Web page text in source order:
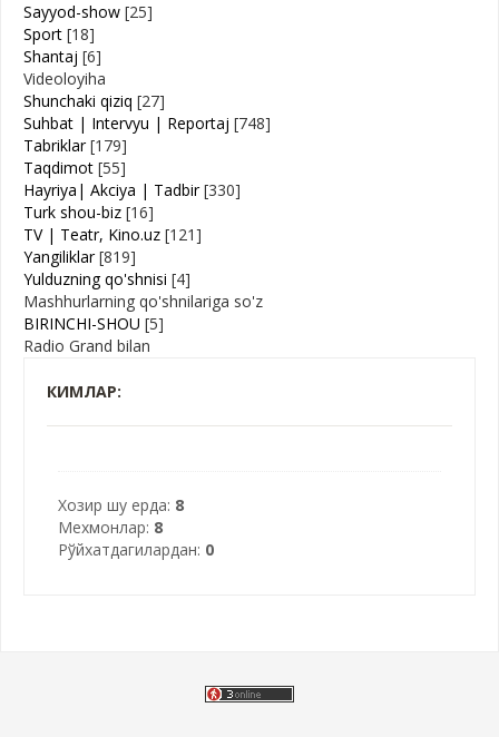
Sayyod-show [25]
Sport [18]
Shantaj [6]
Videoloyiha
Shunchaki qiziq [27]
Suhbat | Intervyu | Reportaj [748]
Tabriklar [179]
Taqdimot [55]
Hayriya| Akciya | Tadbir [330]
Turk shou-biz [16]
TV | Teatr, Kino.uz [121]
Yangiliklar [819]
Yulduzning qo'shnisi [4]
Mashhurlarning qo'shnilariga so'z
BIRINCHI-SHOU [5]
Radio Grand bilan
КИМЛАР:
Хозир шу ерда: 8
Мехмонлар: 8
Рўйхатдагилардан: 0